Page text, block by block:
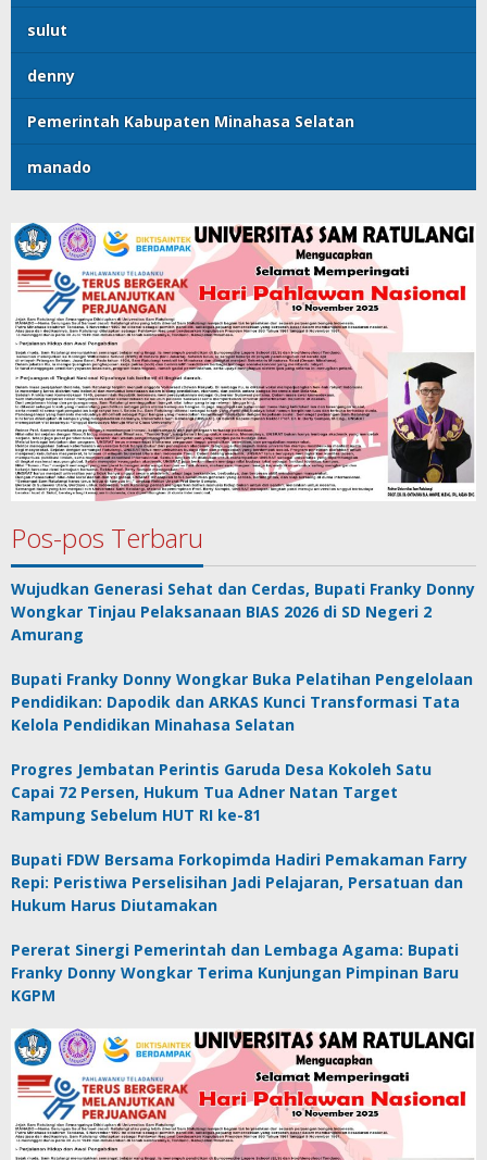
sulut
denny
Pemerintah Kabupaten Minahasa Selatan
manado
Pos-pos Terbaru
Wujudkan Generasi Sehat dan Cerdas, Bupati Franky Donny
Wongkar Tinjau Pelaksanaan BIAS 2026 di SD Negeri 2
Amurang
Bupati Franky Donny Wongkar Buka Pelatihan Pengelolaan
Pendidikan: Dapodik dan ARKAS Kunci Transformasi Tata
Kelola Pendidikan Minahasa Selatan
Progres Jembatan Perintis Garuda Desa Kokoleh Satu
Capai 72 Persen, Hukum Tua Adner Natan Target
Rampung Sebelum HUT RI ke-81
Bupati FDW Bersama Forkopimda Hadiri Pemakaman Farry
Repi: Peristiwa Perselisihan Jadi Pelajaran, Persatuan dan
Hukum Harus Diutamakan
Pererat Sinergi Pemerintah dan Lembaga Agama: Bupati
Franky Donny Wongkar Terima Kunjungan Pimpinan Baru
KGPM